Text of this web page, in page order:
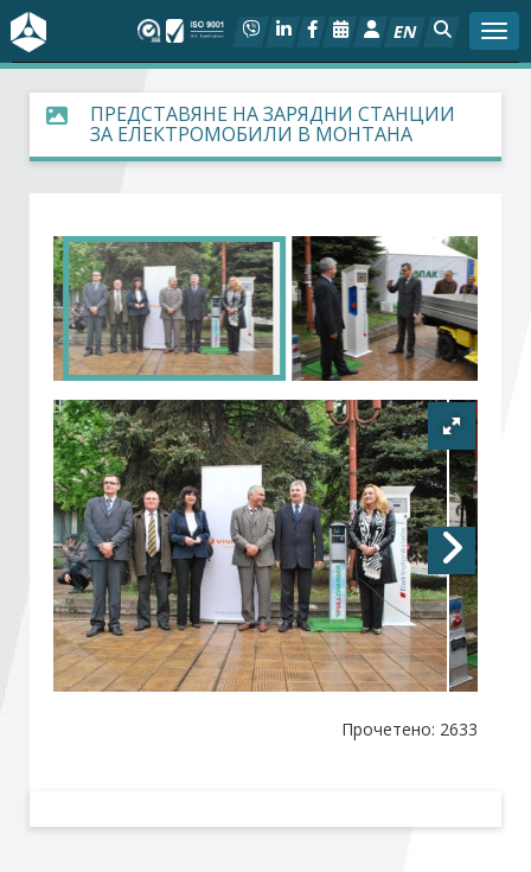
EN
За БСК
На фокус
Социален диалог
Дейности
Арбитражен съд
Проекти
Членове
Стани член
Абонирайте се!
ПРЕДСТАВЯНЕ НА ЗАРЯДНИ СТАНЦИИ
ЗА ЕЛЕКТРОМОБИЛИ В МОНТАНА
Прочетено: 2633